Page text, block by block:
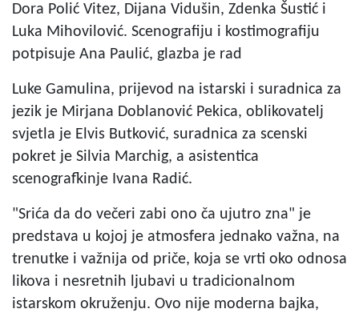
Dora Polić Vitez, Dijana Vidušin, Zdenka Šustić i
Luka Mihovilović. Scenografiju i kostimografiju
potpisuje Ana Paulić, glazba je rad
Luke Gamulina, prijevod na istarski i suradnica za
jezik je Mirjana Doblanović Pekica, oblikovatelj
svjetla je Elvis Butković, suradnica za scenski
pokret je Silvia Marchig, a asistentica
scenografkinje Ivana Radić.
"Srića da do večeri zabi ono ča ujutro zna" je
predstava u kojoj je atmosfera jednako važna, na
trenutke i važnija od priče, koja se vrti oko odnosa
likova i nesretnih ljubavi u tradicionalnom
istarskom okruženju. Ovo nije moderna bajka,